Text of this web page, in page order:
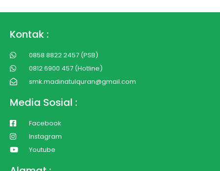
Kontak :
0858 8822 2457 (PSB)
0812 6900 457 (Hotline)
smk.madinatulquran@gmail.com
Media Sosial :
Facebook
Instagram
Youtube